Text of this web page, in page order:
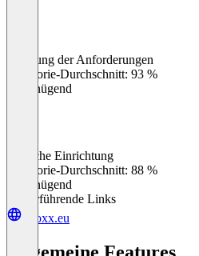
Erfüllung der Anforderungen
Kategorie-Durchschnitt: 93 %
Ungenügend
Einfache Einrichtung
Kategorie-Durchschnitt: 88 %
Ungenügend
Weiterführende Links
vboxx.eu
Allgemeine Features